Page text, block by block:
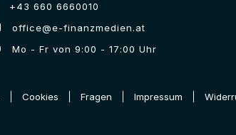
+43 660 6660010
office@e-finanzmedien.at
Mo - Fr von 9:00 - 17:00 Uhr
Cookies Fragen Impressum